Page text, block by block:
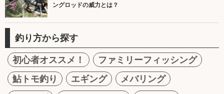
ングロッドの威力とは？
釣り方から探す
初心者オススメ！
ファミリーフィッシング
鮎トモ釣り
エギング
メバリング